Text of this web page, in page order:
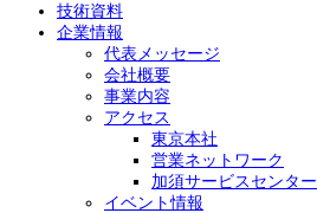
技術資料
企業情報
代表メッセージ
会社概要
事業内容
アクセス
東京本社
営業ネットワーク
加須サービスセンター
イベント情報